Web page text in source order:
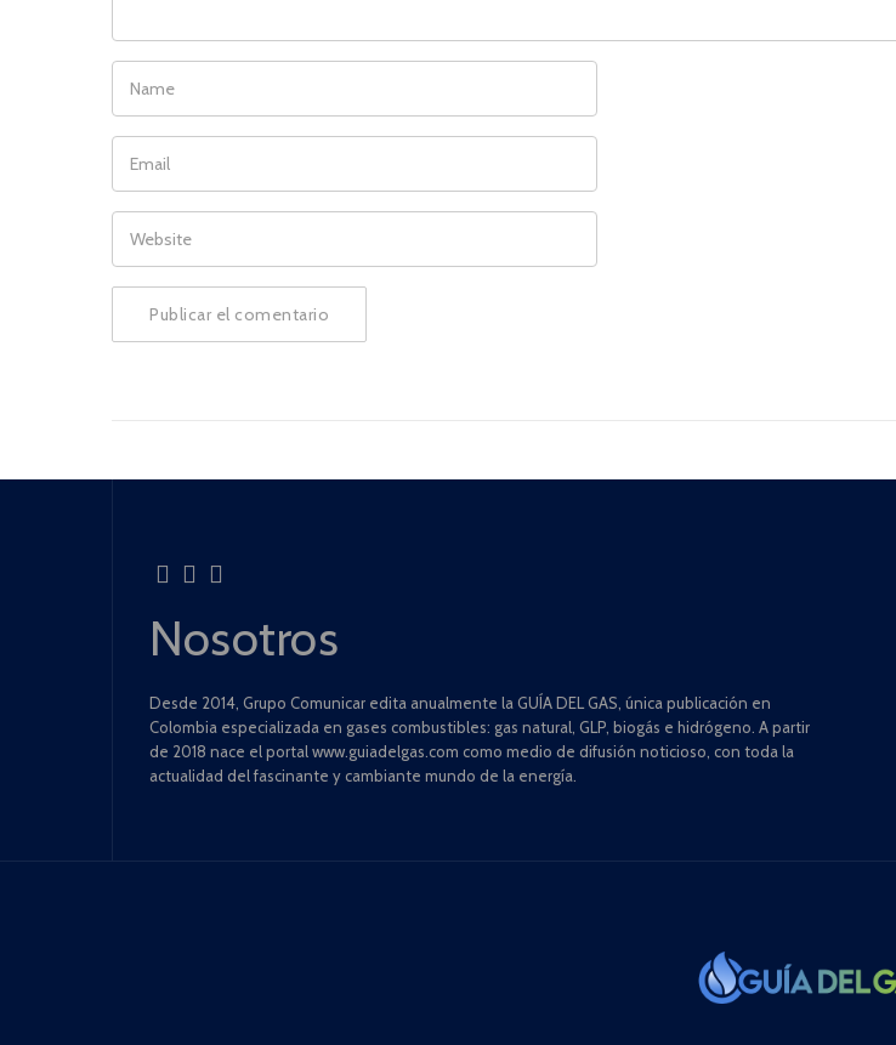
Nosotros
Desde 2014, Grupo Comunicar edita anualmente la GUÍA DEL GAS, única publicación en
Colombia especializada en gases combustibles: gas natural, GLP, biogás e hidrógeno. A partir
de 2018 nace el portal www.guiadelgas.com como medio de difusión noticioso, con toda la
actualidad del fascinante y cambiante mundo de la energía.